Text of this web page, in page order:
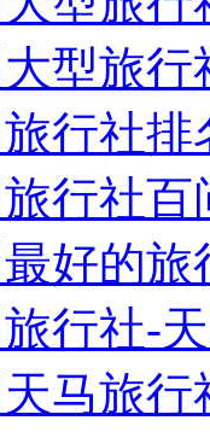
型旅
行社
行社百
好的旅
行社-
马旅行